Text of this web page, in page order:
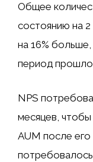
Общее
состоянию на
на 16% больше,
период
NPS
месяцев,
AUM после его